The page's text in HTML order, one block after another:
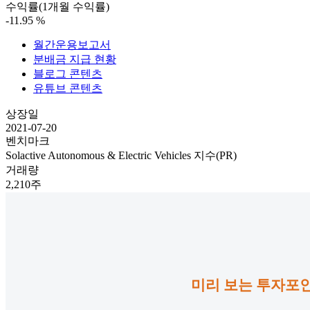
수익률(1개월 수익률)
-11.95 %
월간운용보고서
분배금 지급 현황
블로그 콘텐츠
유튜브 콘텐츠
상장일
2021-07-20
벤치마크
Solactive Autonomous & Electric Vehicles 지수(PR)
거래량
2,210주
미리 보는 투자포